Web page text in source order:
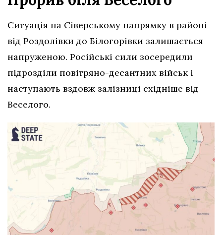
Ситуація на Сіверському напрямку в районі
від Роздолівки до Білогорівки залишається
напруженою. Російські сили зосередили
підрозділи повітряно-десантних військ і
наступають вздовж залізниці східніше від
Веселого.